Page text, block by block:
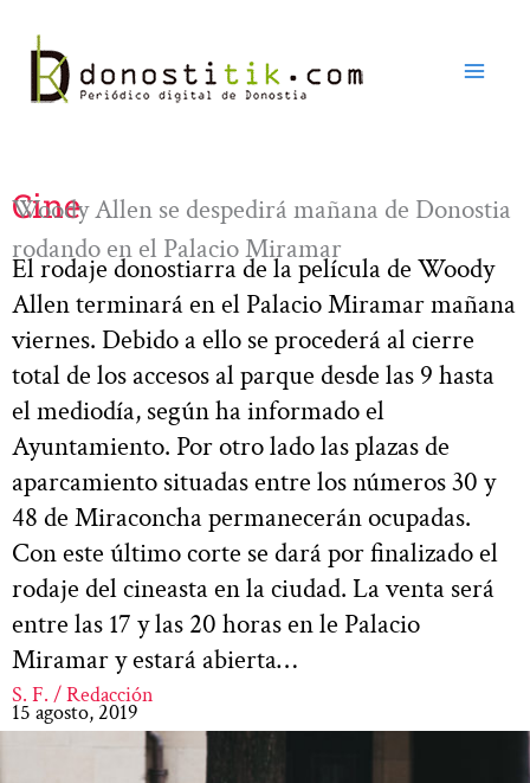
contenido
Cine
Woody Allen se despedirá mañana de Donostia
rodando en el Palacio Miramar
El rodaje donostiarra de la película de Woody
Allen terminará en el Palacio Miramar mañana
viernes. Debido a ello se procederá al cierre
total de los accesos al parque desde las 9 hasta
el mediodía, según ha informado el
Ayuntamiento. Por otro lado las plazas de
aparcamiento situadas entre los números 30 y
48 de Miraconcha permanecerán ocupadas.
Con este último corte se dará por finalizado el
rodaje del cineasta en la ciudad. La venta será
entre las 17 y las 20 horas en le Palacio
Miramar y estará abierta…
S. F. / Redacción
15 agosto, 2019